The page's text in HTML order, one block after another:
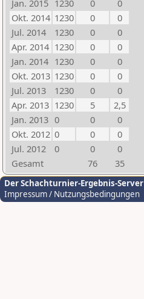
Jan. 2015 1230 0
0
Okt. 2014 1230 0
0
Jul. 2014
1230 0
0
Apr. 2014 1230 0
0
Jan. 2014 1230 0
0
Okt. 2013 1230 0
0
Jul. 2013
1230 0
0
Apr. 2013 1230 5
2,5
Jan. 2013 0 0
0
Okt. 2012 0 0
0
Jul. 2012
0 0
0
Gesamt
76 35
Der Schachturnier-Ergebnis-Server
Impressum / Nutzungsbedingungen